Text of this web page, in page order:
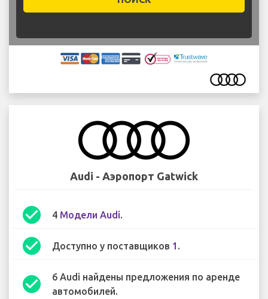
Audi - Аэропорт Gatwick
check_circle 4 Модели Audi.
check_circle Доступно у поставщиков 1 .
check_circle
6 Audi найдены предложения по аренде
автомобилей.